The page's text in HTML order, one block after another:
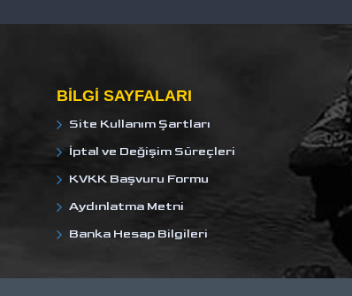
BILGI SAYFALARI
Site Kullanım Şartları
İptal ve Değişim Süreçleri
KVKK Başvuru Formu
Aydınlatma Metni
Banka Hesap Bilgileri